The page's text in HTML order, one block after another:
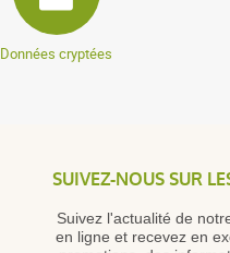
Données cryptées
SUIVEZ-NOUS SUR
Suivez l'actualité de
en ligne et recevez en